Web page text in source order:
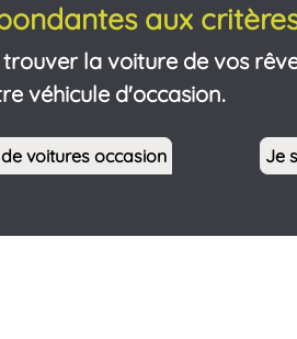
aux
la voiture de vos
véhicule d'occasion.
voitures occasion Je